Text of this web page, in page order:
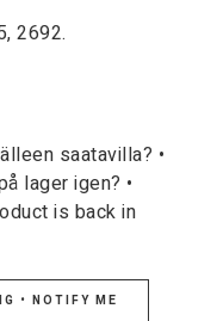
2692.
saatavilla? •
lager igen? •
is back in
• NOTIFY ME